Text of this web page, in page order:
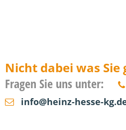
Nicht dabei was Sie
Fragen Sie uns unter:
info@heinz-hesse-